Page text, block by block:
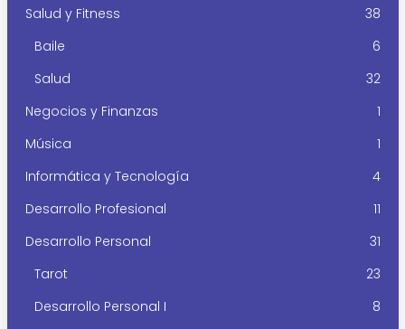
Salud y Fitness
38
Baile
6
Salud
32
Negocios y Finanzas
1
Música
1
Informática y Tecnología
4
Desarrollo Profesional
11
Desarrollo Personal
31
Tarot
23
Desarrollo Personal I
8